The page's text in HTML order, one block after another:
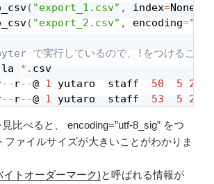
( "export_1.csv" , index=None
( "export_2.csv" , encoding=
で実行しているので、!をつけること
la * .
- - r- -@ 1 yutaro  staff 50 5 25
- - r- -@ 1 yutaro  staff 53 5 25
比べると、 encoding=”utf-8_sig” をつ
ファイルサイズが大きいことがわかりま
イトオーダーマーク)と呼ばれる情報が